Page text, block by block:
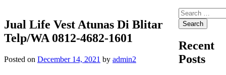
Jual Life Vest Atunas Di Blitar
Telp/WA 0812-4682-1601
Posted on December 14, 2021 by admin2
Search
for:
Recent
Posts